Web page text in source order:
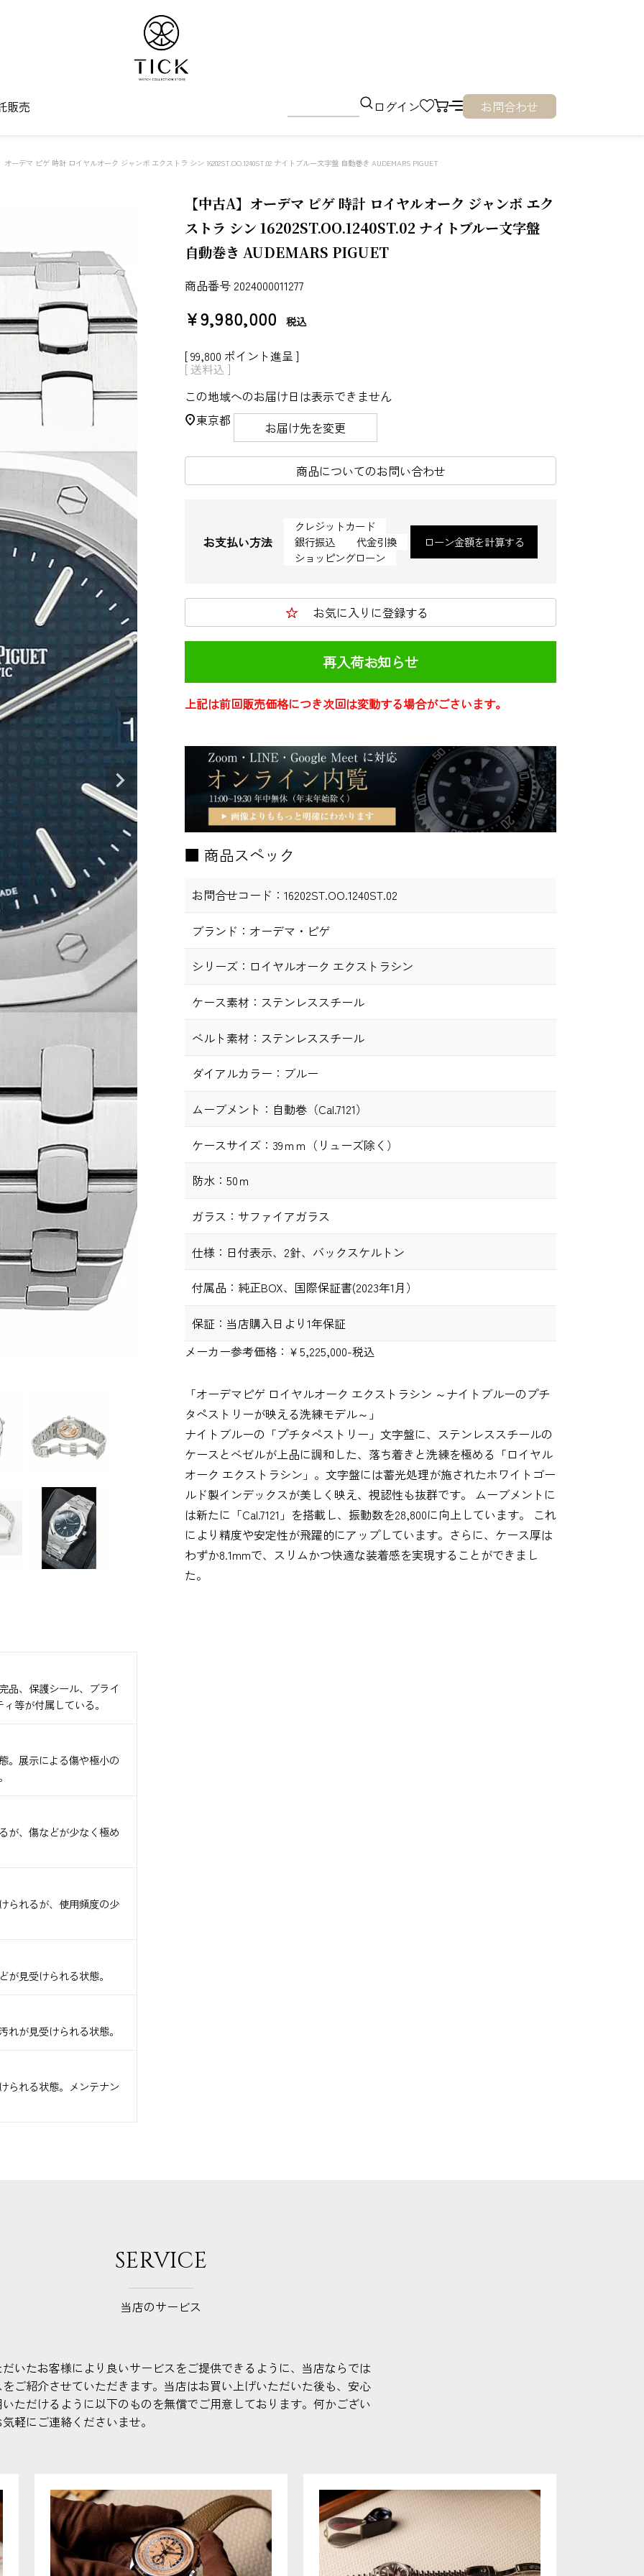
販売 ログイン お問合わせ
オーデマ ピゲ 時計 ロイヤルオーク ジャンボ エクストラ シン 16202ST.OO.1240ST.02 ナイトブルー文字盤 自動巻き AUDEMARS PIGUET
品、保護シール、ブライ
等が付属している。
。展示による傷や極小の
が、傷などが少なく極め
られるが、使用頻度の少
が見受けられる状態。
れが見受けられる状態。
られる状態。メンテナン
【中古A】オーデマ ピゲ 時計 ロイヤルオーク ジャンボ エク
ストラ シン 16202ST.OO.1240ST.02 ナイトブルー文字盤
自動巻き AUDEMARS PIGUET
商品番号 2024000011277
¥9,980,000 税込
[99,800 ポイント進呈 ]
送料込
この地域へのお届け日は表示できません
東京都
お届け先を変更
商品についてのお問い合わせ
お支払い方法
クレジットカード
銀行振込
代金引換
ショッピングローン
ローン金額を計算する
お気に入りに登録する
再入荷お知らせ
上記は前回販売価格につき次回は変動する場合がごさいます。
■ 商品スペック
お問合せコード：16202ST.OO.1240ST.02
ブランド： オーデマ・ピゲ
シリーズ： ロイヤルオーク エクストラシン
ケース素材： ステンレススチール
ベルト素材： ステンレススチール
ダイアルカラー： ブルー
ムーブメント： 自動巻（Cal.7121）
ケースサイズ： 39ｍｍ（リューズ除く）
防水：50ｍ
ガラス： サファイアガラス
仕様： 日付表示、2針、バックスケルトン
付属品： 純正BOX、国際保証書(2023年1月）
保証： 当店購入日より1年保証
メーカー参考価格： ￥5,225,000-税込
「オーデマピゲ ロイヤルオーク エクストラシン ～ナイトブルーのプチ
タペストリーが映える洗練モデル～」
ナイトブルーの「プチタペストリー」文字盤に、ステンレススチールの
ケースとベゼルが上品に調和した、落ち着きと洗練を極める「ロイヤル
オーク エクストラシン」。文字盤には蓄光処理が施されたホワイトゴー
ルド製インデックスが美しく映え、視認性も抜群です。 ムーブメントに
は新たに「Cal.7121」を搭載し、振動数を28,800に向上しています。 これ
により精度や安定性が飛躍的にアップしています。さらに、ケース厚は
わずか8.1mmで、スリムかつ快適な装着感を実現することができまし
た。
SERVICE
当店のサービス
いたお客様により良いサービスをご提供できるように、当店ならでは
ご紹介させていただきます。当店はお買い上げいただいた後も、安心
ただけるように以下のものを無償でご用意しております。何かござい
軽にご連絡くださいませ。